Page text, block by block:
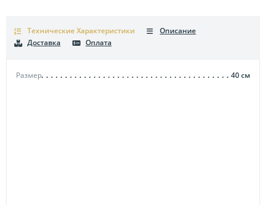
Технические Характеристики
Размер 40см
Описание
Доставка
Оплата